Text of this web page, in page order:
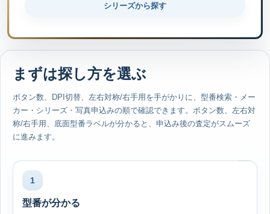
シリーズから探す
まずは探し方を選ぶ
ボタン数、DPI切替、左右対称/右手用を手がかりに、型番検索・メー
カー・シリーズ・写真申込みの順で確認できます。ボタン数、左右対
称/右手用、底面型番ラベルが分かると、申込み後の査定がスムーズ
に進みます。
1
型番が分かる